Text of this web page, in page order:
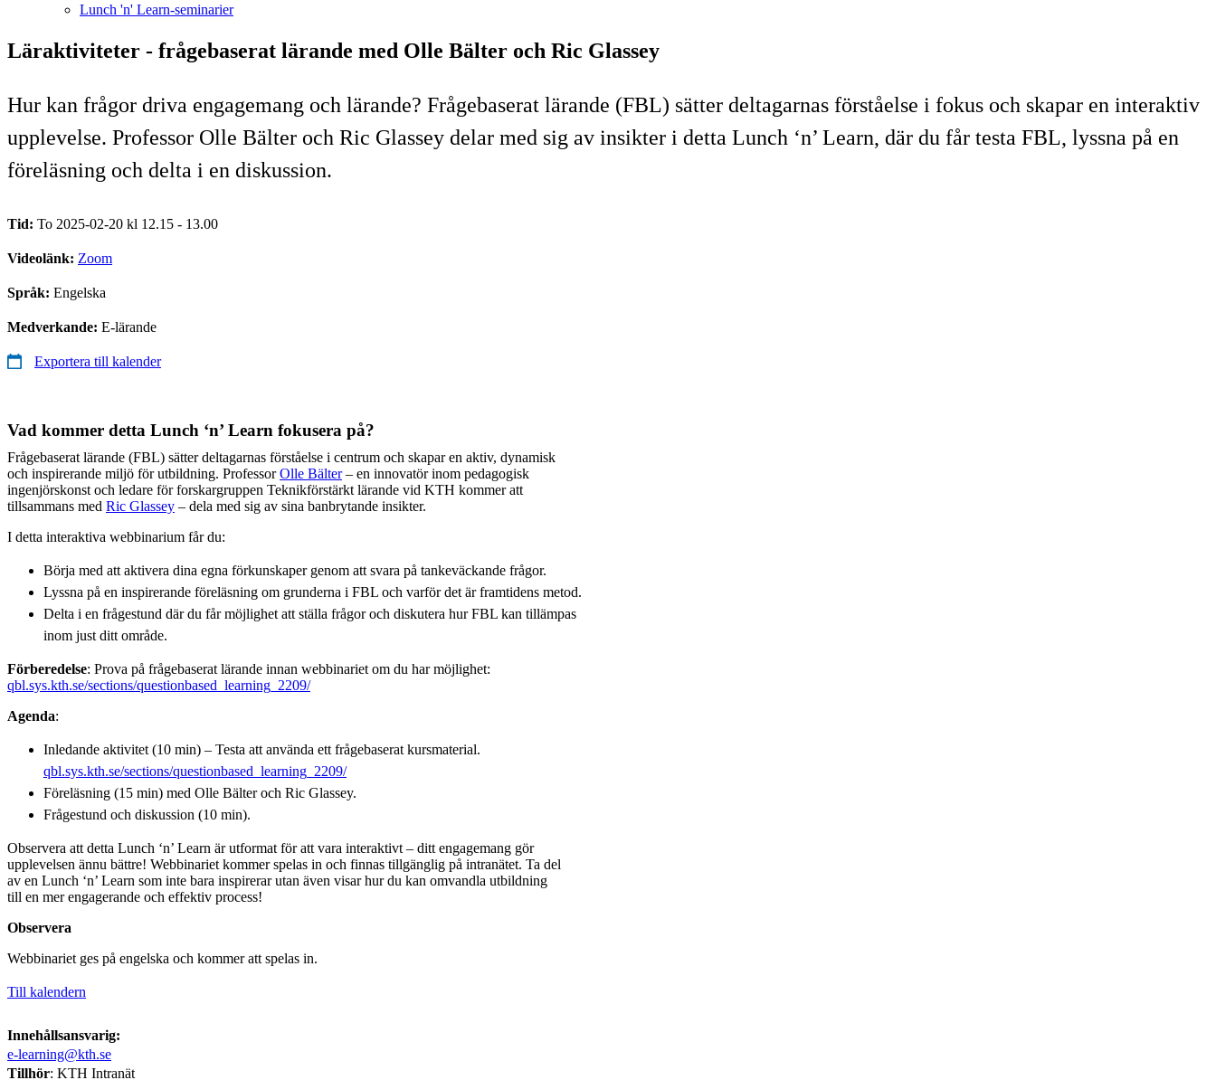
Lunch 'n' Learn-seminarier
Läraktiviteter - frågebaserat lärande med Olle Bälter och Ric Glassey
Hur kan frågor driva engagemang och lärande? Frågebaserat lärande (FBL) sätter deltagarnas förståelse i fokus och skapar en interaktiv
upplevelse. Professor Olle Bälter och Ric Glassey delar med sig av insikter i detta Lunch ‘n’ Learn, där du får testa FBL, lyssna på en
föreläsning och delta i en diskussion.
Tid: To 2025-02-20 kl 12.15 - 13.00
Videolänk: Zoom
Språk: Engelska
Medverkande: E-lärande
Exportera till kalender
Vad kommer detta Lunch ‘n’ Learn fokusera på?
Frågebaserat lärande (FBL) sätter deltagarnas förståelse i centrum och skapar en aktiv, dynamisk
och inspirerande miljö för utbildning. ProfessorOlle Bälter– en innovatör inom pedagogisk
ingenjörskonst och ledare för forskargruppen Teknikförstärkt lärande vid KTH kommer att
tillsammans med Ric Glassey – dela med sig av sina banbrytande insikter.
I detta interaktiva webbinarium får du:
Börja med att aktivera dina egna förkunskaper genom att svara på tankeväckande frågor.
Lyssna på en inspirerande föreläsning om grunderna i FBL och varför det är framtidens metod.
Delta i en frågestund där du får möjlighet att ställa frågor och diskutera hur FBL kan tillämpas
inom just ditt område.
Förberedelse: Prova på frågebaserat lärande innan webbinariet om du har möjlighet:
qbl.sys.kth.se/sections/questionbased_learning_2209/
Agenda:
Inledande aktivitet (10 min) – Testa att använda ett frågebaserat kursmaterial.
qbl.sys.kth.se/sections/questionbased_learning_2209/
Föreläsning (15 min) med Olle Bälter och Ric Glassey.
Frågestund och diskussion (10 min).
Observera att detta Lunch ‘n’ Learn är utformat för att vara interaktivt – ditt engagemang gör
upplevelsen ännu bättre! Webbinariet kommer spelas in och finnas tillgänglig på intranätet. Ta del
av en Lunch ‘n’ Learn som inte bara inspirerar utan även visar hur du kan omvandla utbildning
till en mer engagerande och effektiv process!
Observera
Webbinariet ges på engelska och kommer att spelas in.
Till kalendern
Innehållsansvarig:
e-learning@kth.se
Tillhör: KTH Intranät